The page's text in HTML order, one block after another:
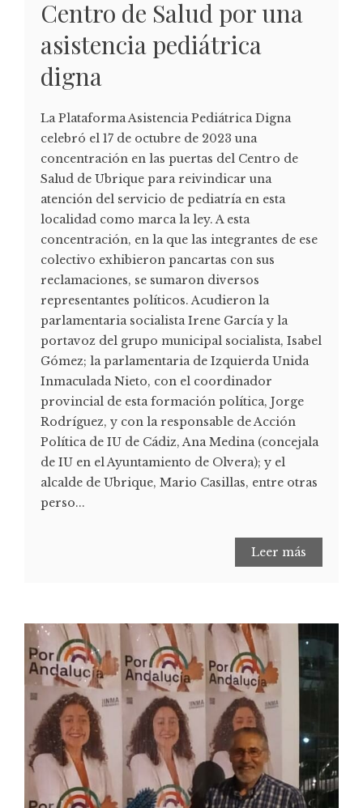
Centro de Salud por una
asistencia pediátrica
digna
La Plataforma Asistencia Pediátrica Digna
celebró el 17 de octubre de 2023 una
concentración en las puertas del Centro de
Salud de Ubrique para reivindicar una
atención del servicio de pediatría en esta
localidad como marca la ley. A esta
concentración, en la que las integrantes de ese
colectivo exhibieron pancartas con sus
reclamaciones, se sumaron diversos
representantes políticos. Acudieron la
parlamentaria socialista Irene García y la
portavoz del grupo municipal socialista, Isabel
Gómez; la parlamentaria de Izquierda Unida
Inmaculada Nieto, con el coordinador
provincial de esta formación política, Jorge
Rodríguez, y con la responsable de Acción
Política de IU de Cádiz, Ana Medina (concejala
de IU en el Ayuntamiento de Olvera); y el
alcalde de Ubrique, Mario Casillas, entre otras
perso...
Leer más